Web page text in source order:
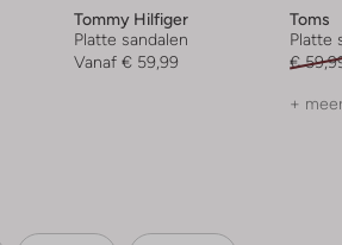
Tommy Hilfiger
Platte sandalen
Vanaf € 59,99
Toms
Platte
€
+